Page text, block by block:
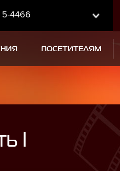
5-4466
ПОСЕТИТЕЛЯМ
I